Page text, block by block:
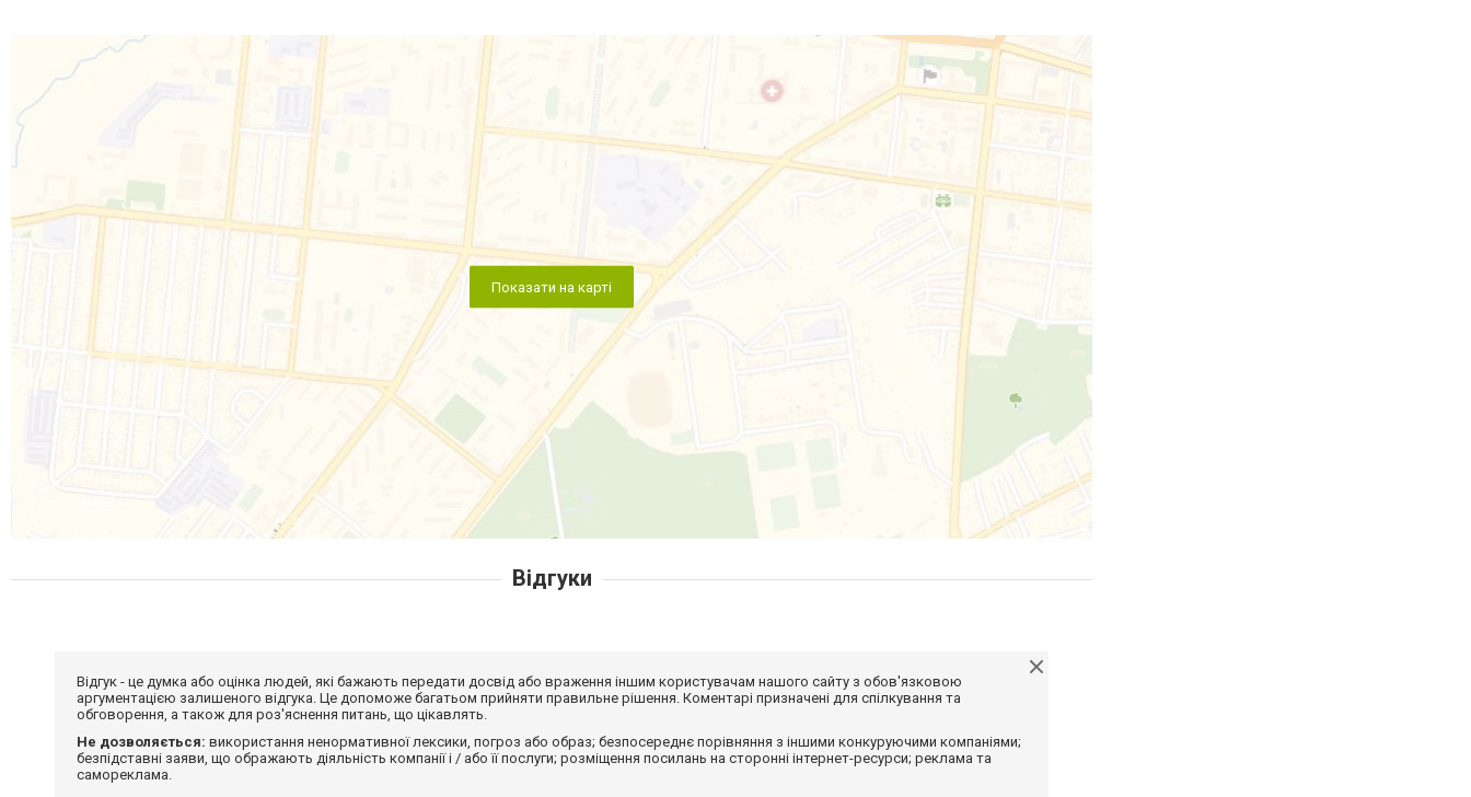
Показати на карті
Відгуки
Відгук - це думка або оцінка людей, які бажають передати досвід або враження іншим користувачам нашого сайту з обов'язковою
аргументацією залишеного відгука. Це допоможе багатьом прийняти правильне рішення. Коментарі призначені для спілкування та
обговорення, а також для роз'яснення питань, що цікавлять.
Не дозволяється: використання ненормативної лексики, погроз або образ; безпосереднє порівняння з іншими конкуруючими компаніями;
безпідставні заяви, що ображають діяльність компанії і / або її послуги; розміщення посилань на сторонні інтернет-ресурси; реклама та
самореклама.